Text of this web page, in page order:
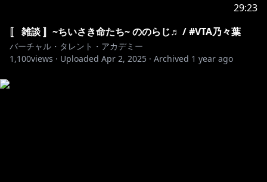
29:23
〚 雑談 〛~ちいさき命たち~ ののらじ♬ / #VTA乃々葉
バーチャル・タレント・アカデミー
1,100views · Uploaded Apr 2, 2025 · Archived 1 year ago